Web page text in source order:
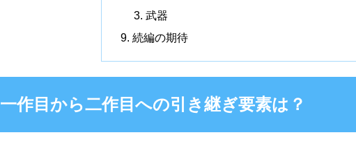
武器
続編の期待
一作目から二作目への引き継ぎ要素は？